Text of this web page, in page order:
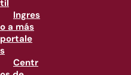
til
Ingres
o a más
portale
s
Centr